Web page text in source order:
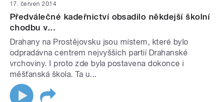
17. červen 2014
Předválečné kadeřnictví obsadilo někdejší školní
chodbu v...
Drahany na Prostějovsku jsou místem, které bylo
odpradávna centrem nejvyšších partií Drahanské
vrchoviny. I proto zde byla postavena dokonce i
měšťanská škola. Ta u...